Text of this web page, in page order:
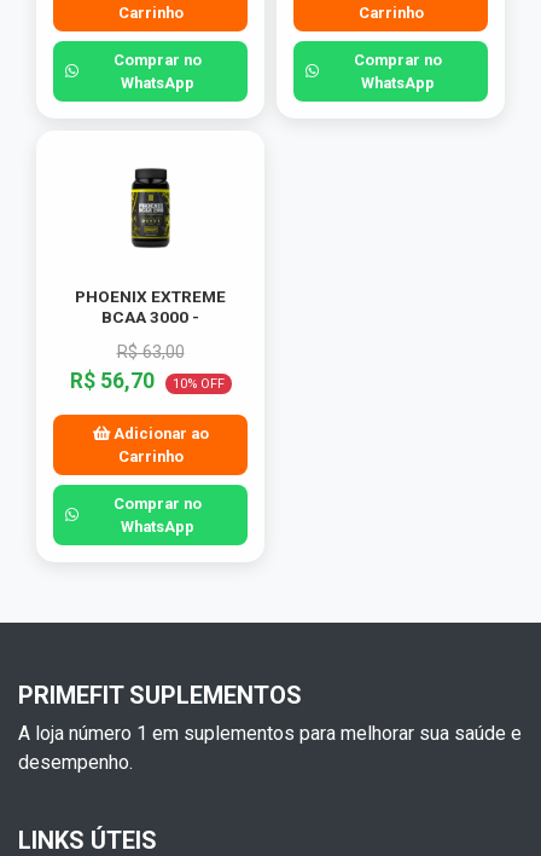
Carrinho
Comprar no
WhatsApp
Carrinho
Comprar no
WhatsApp
PHOENIX EXTREME
BCAA 3000 -
R$ 63,00
R$ 56,70 10% OFF
Adicionar ao
Carrinho
Comprar no
WhatsApp
PRIMEFIT SUPLEMENTOS
A loja número 1 em suplementos para melhorar sua saúde e
desempenho.
LINKS ÚTEIS